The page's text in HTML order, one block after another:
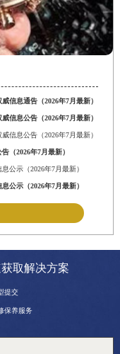
信息通告（2026年7月最新）
信息公告（2026年7月最新）
信息公告（2026年7月最新）
（2026年7月最新）
公示（2026年7月最新）
公示（2026年7月最新）
取解决方案
提交
保养服务